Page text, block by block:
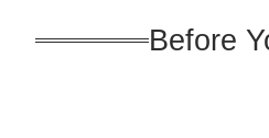
Before